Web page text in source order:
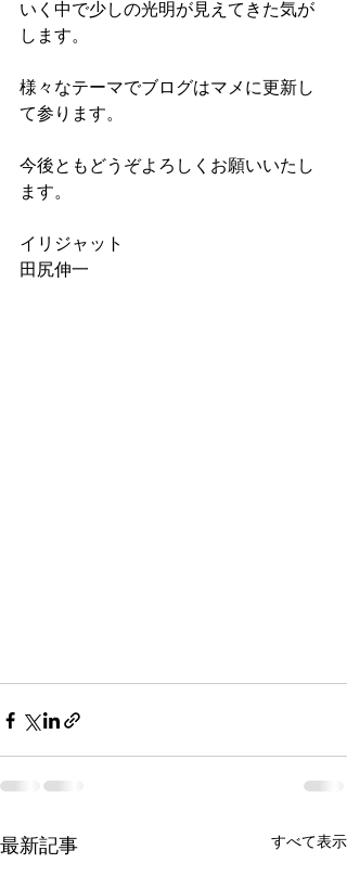
いく中で少しの光明が見えてきた気が
します。
様々なテーマでブログはマメに更新し
て参ります。
今後ともどうぞよろしくお願いいたし
ます。
イリジャット
田尻伸一
最新記事 すべて表示